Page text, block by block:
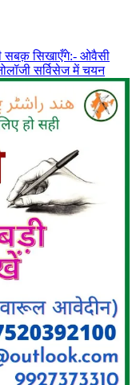
सबक़ सिखाएँगे:- ओवैसी
सर्विसेज में चयन